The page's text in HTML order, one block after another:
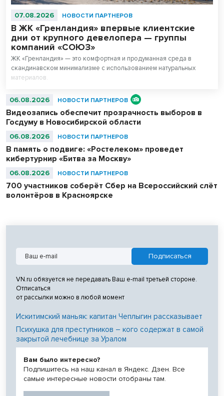
07.08.2026 НОВОСТИ ПАРТНЕРОВ
В ЖК «Гренландия» впервые клиентские
дни от крупного девелопера — группы
компаний «СОЮЗ»
ЖК «Гренландия» — это комфортная и продуманная среда в
скандинавском минимализме с использованием натуральных
материалов.
06.08.2026 НОВОСТИ ПАРТНЕРОВ
Видеозапись обеспечит прозрачность выборов в
Госдуму в Новосибирской области
06.08.2026 НОВОСТИ ПАРТНЕРОВ
В память о подвиге: «Ростелеком» проведет
кибертурнир «Битва за Москву»
06.08.2026 НОВОСТИ ПАРТНЕРОВ
700 участников соберёт Сбер на Всероссийский слёт
волонтёров в Красноярске
VN.ru обязуется не передавать Ваш e-mail третьей стороне.
Отписаться
от рассылки можно в любой момент
Искитимский маньяк: капитан Чеплыгин рассказывает
Психушка для преступников – кого содержат в самой
закрытой лечебнице за Уралом
Вам было интересно?
Подпишитесь на наш канал в Яндекс. Дзен. Все
самые интересные новости отобраны там.